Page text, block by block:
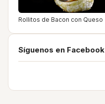
Rollitos de Bacon con Queso
Síguenos en Facebook